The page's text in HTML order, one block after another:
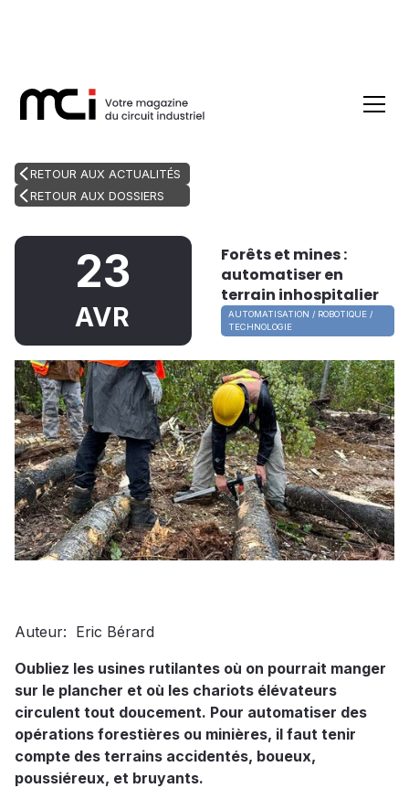
RETOUR AUX ACTUALITÉS
RETOUR AUX DOSSIERS
23
AVR
Forêts et mines :
automatiser en
terrain inhospitalier
AUTOMATISATION / ROBOTIQUE /
TECHNOLOGIE
Auteur: Eric Bérard
Oubliez les usines rutilantes où on pourrait manger
sur le plancher et où les chariots élévateurs
circulent tout doucement. Pour automatiser des
opérations forestières ou minières, il faut tenir
compte des terrains accidentés, boueux,
poussiéreux, et bruyants.